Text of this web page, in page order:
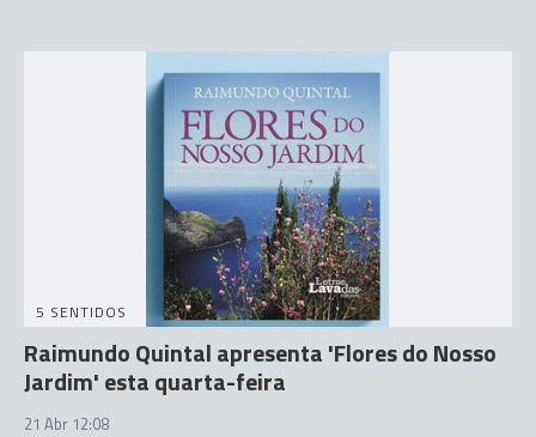
5 SENTIDOS
Raimundo Quintal apresenta 'Flores do Nosso
Jardim' esta quarta-feira
21 Abr 12:08